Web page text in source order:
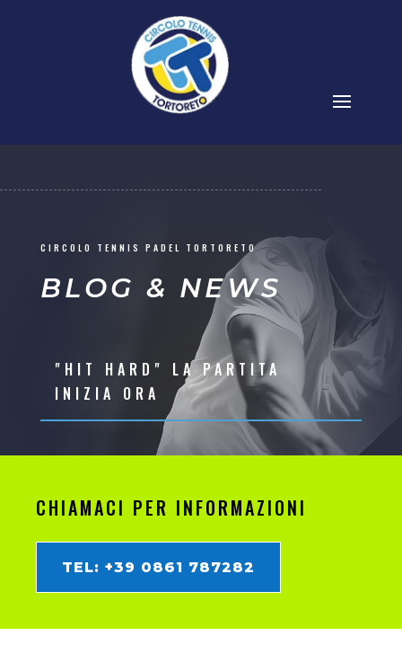
CIRCOLO TENNIS PADEL TORTORETO
BLOG & NEWS
"HIT HARD" LA PARTITA
INIZIA ORA
CHIAMACI PER INFORMAZIONI
TEL: +39 0861 787282